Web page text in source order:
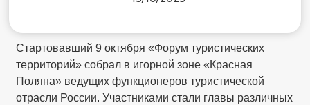
Стартовавший 9 октября «Форум туристических
территорий» собрал в игорной зоне «Красная
Поляна» ведущих функционеров туристической
отрасли России. Участниками стали главы различных